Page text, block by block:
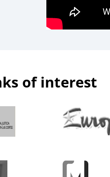
of interest